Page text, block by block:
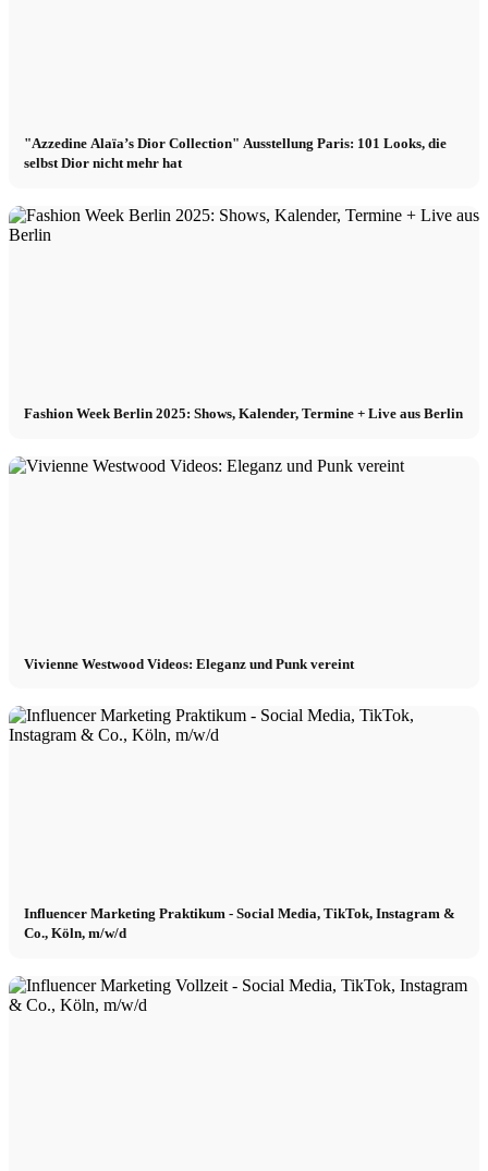
"Azzedine Alaïa’s Dior Collection" Ausstellung Paris: 101 Looks, die
selbst Dior nicht mehr hat
Fashion Week Berlin 2025: Shows, Kalender, Termine + Live aus Berlin
Vivienne Westwood Videos: Eleganz und Punk vereint
Influencer Marketing Praktikum - Social Media, TikTok, Instagram &
Co., Köln, m/w/d